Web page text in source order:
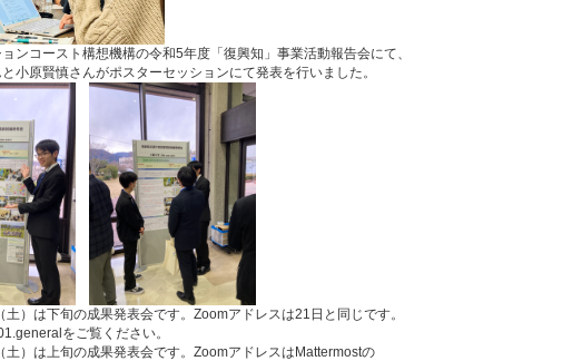
ンコースト構想機構の令和5年度「復興知」事業活動報告会にて、
小原賢慎さんがポスターセッションにて発表を行いました。
）は下旬の成果発表会です。Zoomアドレスは21日と同じです。
をご覧ください。
土）は上旬の成果発表会です。ZoomアドレスはMattermostの